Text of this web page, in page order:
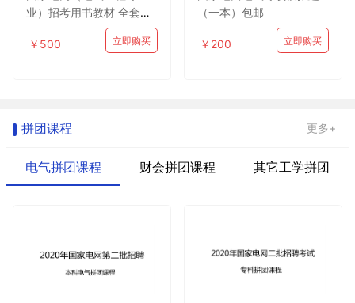
业）招考用书教材 全套包
￥500
立即购买
（一本）包邮
￥200 立即购买
拼团课程 更多+
电气拼团课程 财会拼团课程 其它工学拼团